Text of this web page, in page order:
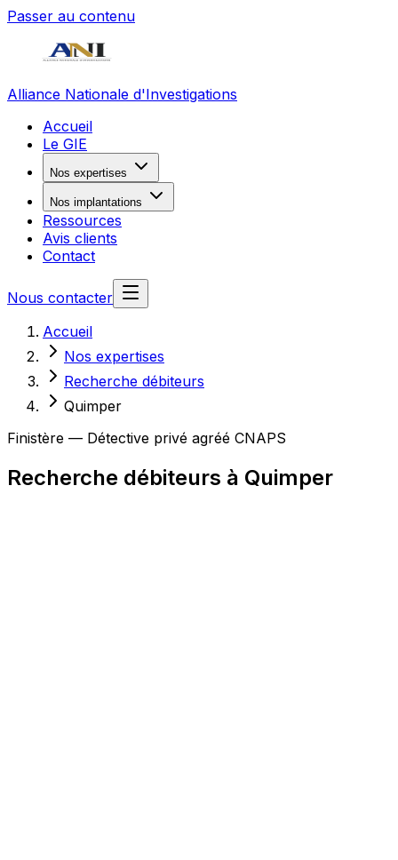
Passer au contenu
Alliance Nationale d'Investigations
Accueil
Le GIE
Nos expertises
Nos implantations
Ressources
Avis clients
Contact
Nous contacter
Accueil
Nos expertises
Recherche débiteurs
Quimper
Finistère — Détective privé agréé CNAPS
Recherche débiteurs à Quimper